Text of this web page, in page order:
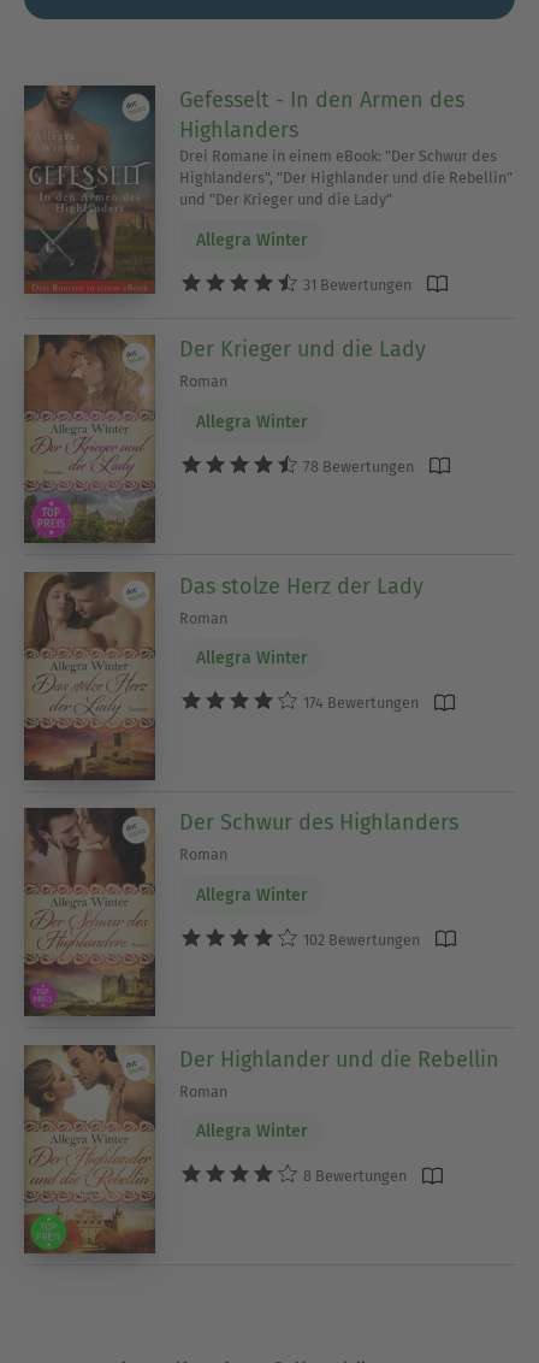
Gefesselt - In den Armen des
Highlanders
Drei Romane in einem eBook: "Der Schwur des
Highlanders", "Der Highlander und die Rebellin"
und "Der Krieger und die Lady"
Allegra Winter
31 Bewertungen
Der Krieger und die Lady
Roman
Allegra Winter
78 Bewertungen
Das stolze Herz der Lady
Roman
Allegra Winter
174 Bewertungen
Der Schwur des Highlanders
Roman
Allegra Winter
102 Bewertungen
Der Highlander und die Rebellin
Roman
Allegra Winter
8 Bewertungen